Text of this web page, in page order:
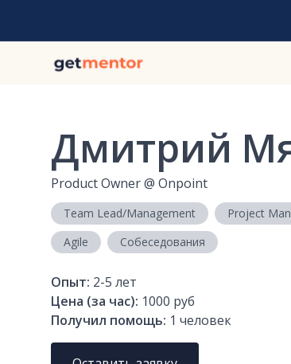
Дмитрий
Product Owner@ Onpoint
Team Lead/Management Project
Agile
Собеседования
Опыт: 2-5 лет
Цена (за час): 1000 руб
Получил помощь: 1 человек